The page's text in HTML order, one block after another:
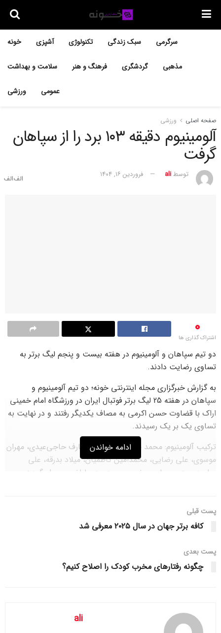
خونه آشپزی تکنولوژی سبک زندگی سرگرمی
سلامت و بهداشت فرهنگ و هنر گردشگری مذهبی
ورزشی عمومی
صفحه اصلی ورزشی
آلومینیوم دقیقه ۱۰۳ برد را از سپاهان
گرفت
توسطali فروردین ۱۶, ۱۴۰۴
0
اشتراک گذاری ها
دو تیم سپاهان و آلومینیوم در هفته بیست و پنجم لیگ برتر به
تساوی رضایت دادند.
به گزارش خبرگزاری مجله اینترنتی خونه؛ دو تیم آلومینیوم و
سپاهان در هفته 25 لیگ برتر فوتبال ایران در ورزشگاه امام خمینی
اراک با قضاوت حسن اکرمی به مصاف یکدیگر رفتند و در نهایت به
تساوی یک بر یک رسیدند.
ترکیب آلومینیوم: محمد خلیفه، امیر نوری، عارف حاجی‌عیدی، مهران
موسوی، علی رضایی، محمدامین کاظمیان، میلاد بدرقه، علی
وطن‌دوست، رحمان جعفری، محمدمهدی لطفی و بهرام گودرزی
حسین گودرزی، میلاد زکی‌پور، آریا یوسفی، سیدمحمد کریمی،
استیون انزونزی، رضا شکاری، جواد آقایی‌پور، کاوه رضایی
دقیقه 103 برای آلومینیوم (پنالتی)
کارت زرد: وحدت حنانوف و رضا شکاری از سپاهان و شروین بزرگ از
ادامه خواندن
پست قبلی
کافه‌ برتر جهان در سال ۲۰۲۵ معرفی شد
پست‌ بعدی
چگونه رفتارهای مخرب کودک را اصلاح کنیم؟
ali